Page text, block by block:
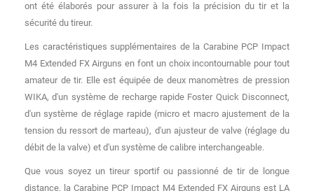
ont été élaborés pour assurer à la fois la précision du tir et la
sécurité du tireur.
Les caractéristiques supplémentaires de la Carabine PCP Impact
M4 Extended FX Airguns en font un choix incontournable pour tout
amateur de tir. Elle est équipée de deux manomètres de pression
WIKA, d'un système de recharge rapide Foster Quick Disconnect,
d'un système de réglage rapide (micro et macro ajustement de la
tension du ressort de marteau), d'un ajusteur de valve (réglage du
débit de la valve) et d'un système de calibre interchangeable.
Que vous soyez un tireur sportif ou passionné de tir de longue
distance, la Carabine PCP Impact M4 Extended FX Airguns est LA